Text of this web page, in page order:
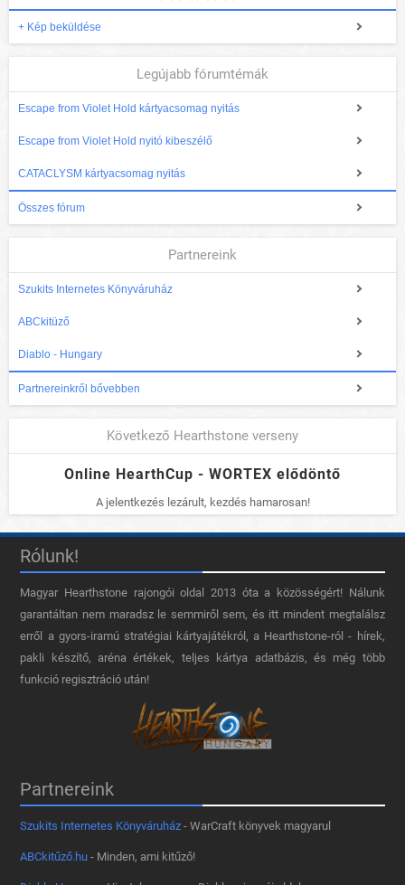
+ Kép beküldése
Legújabb fórumtémák
Escape from Violet Hold kártyacsomag nyitás
Escape from Violet Hold nyitó kibeszélő
CATACLYSM kártyacsomag nyitás
Összes fórum
Partnereink
Szukits Internetes Könyváruház
ABCkitüző
Diablo - Hungary
Partnereinkről bővebben
Következő Hearthstone verseny
Online HearthCup - WORTEX elődöntő
A jelentkezés lezárult, kezdés hamarosan!
Rólunk!
Magyar Hearthstone​ rajongói oldal 2013 óta a közösségért! Nálunk
garantáltan nem maradsz le semmiről sem, és itt mindent megtalálsz
erről a gyors-iramú stratégiai kártyajátékról, a Hearthstone-ról - hírek,
pakli készítő, aréna értékek, teljes kártya adatbázis, és még több
funkció regisztráció után!
Partnereink
Szukits Internetes Könyváruház - WarCraft könyvek magyarul
ABCkitűző.hu - Minden, ami kitűző!